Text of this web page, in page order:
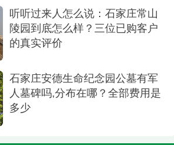
听听过来人怎么说：石家庄常山
陵园到底怎么样？三位已购客户
的真实评价
石家庄安德生命纪念园公墓有军
人墓碑吗,分布在哪？全部费用是
多少